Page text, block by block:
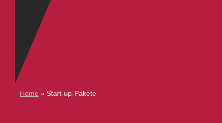
Home » Start-up-Pakete